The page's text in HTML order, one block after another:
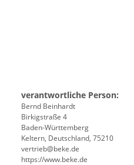
verantwortliche Person:
Bernd Beinhardt
Birkigstraße 4
Baden-Württemberg
Keltern, Deutschland, 75210
vertrieb@beke.de
https://www.beke.de